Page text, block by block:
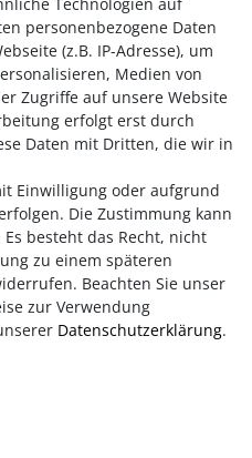
Daten­schutz­erklärung
personenbezogene Daten
(z.B. IP-Adresse), um
Medien von
Zugriffe auf unsere Website
erfolgt erst durch
Daten mit Dritten, die wir in
Einwilligung oder aufgrund
Die Zustimmung kann
besteht das Recht, nicht
zu einem späteren
Beachten Sie unser
zur Verwendung
Daten­schutz­erklärung.